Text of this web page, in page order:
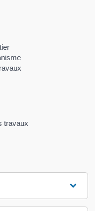
travaux